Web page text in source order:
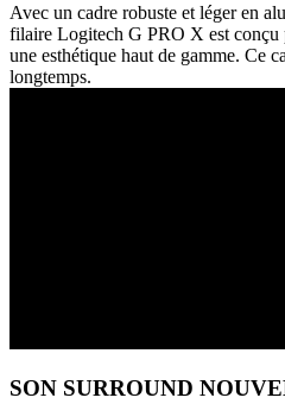
Avec un cadre robuste et léger en
filaire Logitech G PRO X est
une esthétique haut de gamme. Ce
longtemps.
SON SURROUND